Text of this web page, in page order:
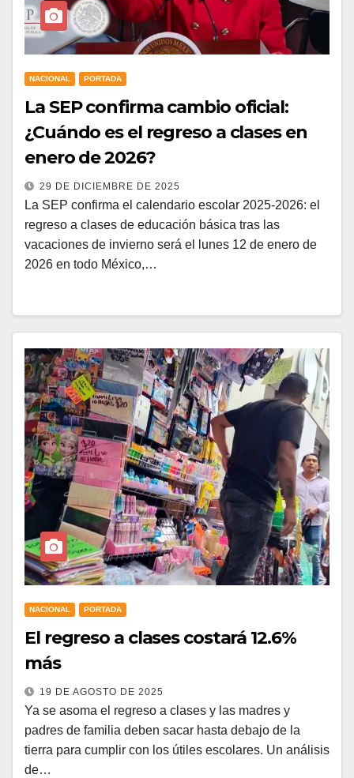
NACIONAL PORTADA
La SEP confirma cambio oficial:
¿Cuándo es el regreso a clases en
enero de 2026?
29 DE DICIEMBRE DE 2025
La SEP confirma el calendario escolar 2025-2026: el
regreso a clases de educación básica tras las
vacaciones de invierno será el lunes 12 de enero de
2026 en todo México,…
NACIONAL PORTADA
El regreso a clases costará 12.6%
más
19 DE AGOSTO DE 2025
Ya se asoma el regreso a clases y las madres y
padres de familia deben sacar hasta debajo de la
tierra para cumplir con los útiles escolares. Un análisis
de…